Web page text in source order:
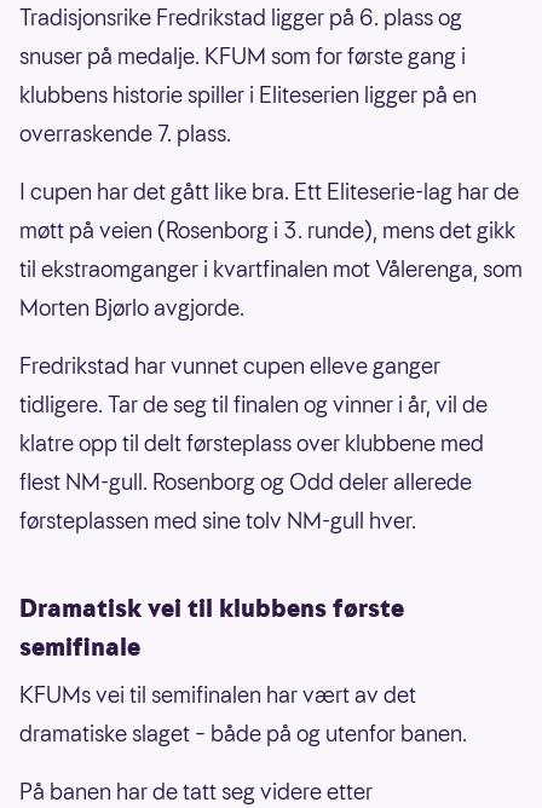
Tradisjonsrike Fredrikstad ligger på 6. plass og
snuser på medalje. KFUM som for første gang i
klubbens historie spiller i Eliteserien ligger på en
overraskende 7. plass.
I cupen har det gått like bra. Ett Eliteserie-lag har de
møtt på veien (Rosenborg i 3. runde), mens det gikk
til ekstraomganger i kvartfinalen mot Vålerenga, som
Morten Bjørlo avgjorde.
Fredrikstad har vunnet cupen elleve ganger
tidligere. Tar de seg til finalen og vinner i år, vil de
klatre opp til delt førsteplass over klubbene med
flest NM-gull. Rosenborg og Odd deler allerede
førsteplassen med sine tolv NM-gull hver.
Dramatisk vei til klubbens første
semifinale
KFUMs vei til semifinalen har vært av det
dramatiske slaget – både på og utenfor banen.
På banen har de tatt seg videre etter